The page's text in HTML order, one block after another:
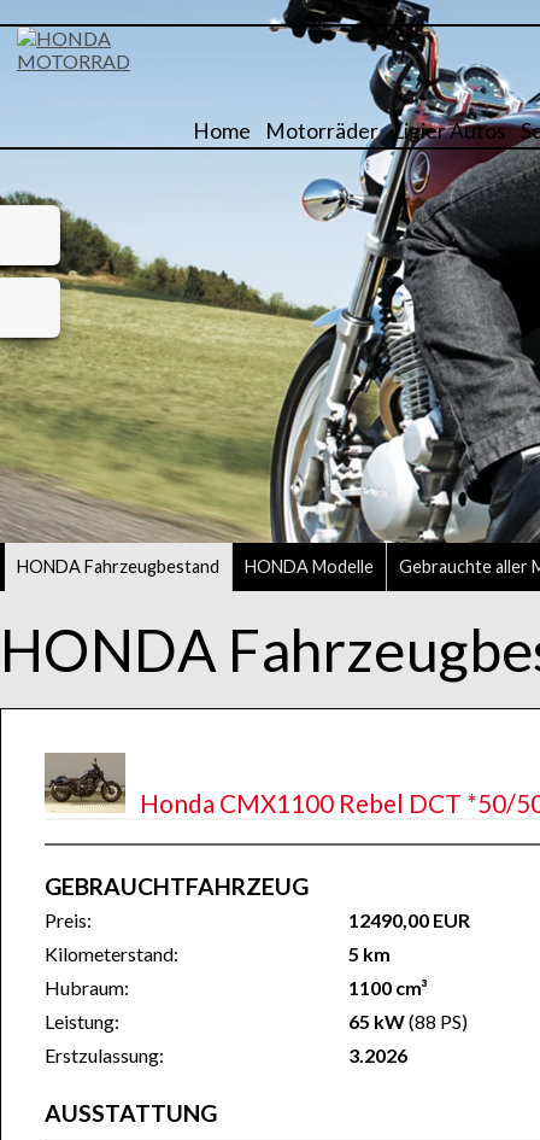
HONDA Fahrzeugbestand HONDA Modelle Gebrauchte aller
Home Motorräder Ligier Autos
HONDA
Honda CMX1100 Rebel DCT *50/
GEBRAUCHTFAHRZEUG
Preis:
12490,00 EUR
Kilometerstand:
5 km
Hubraum:
1100 cm³
Leistung:
65 kW(88 PS)
Erstzulassung:
3.2026
AUSSTATTUNG